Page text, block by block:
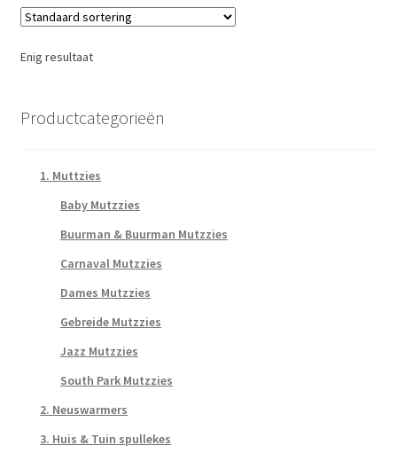
Enig resultaat
Productcategorieën
1. Muttzies
Baby Mutzzies
Buurman & Buurman Mutzzies
Carnaval Mutzzies
Dames Mutzzies
Gebreide Mutzzies
Jazz Mutzzies
South Park Mutzzies
2. Neuswarmers
3. Huis & Tuin spullekes